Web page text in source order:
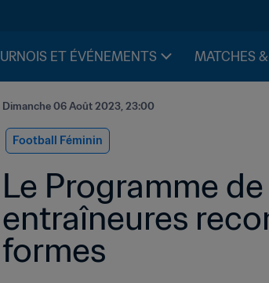
ET ÉVÉNEMENTS MATCHES
Dimanche 06 Août 2023, 23:00
Football Féminin
Le Programme
entraîneures
formes